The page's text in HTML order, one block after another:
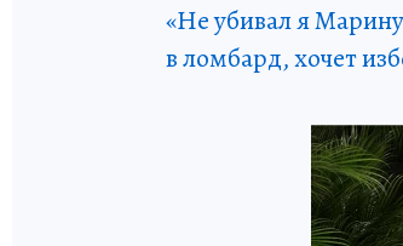
«Не убивал я
в ломбард, хочет